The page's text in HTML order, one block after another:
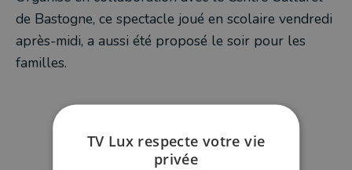
de Bastogne, ce spectacle joué en scolaire vendredi
après-midi, a aussi été proposé le soir pour les
familles.
TV Lux respecte votre vie
privée